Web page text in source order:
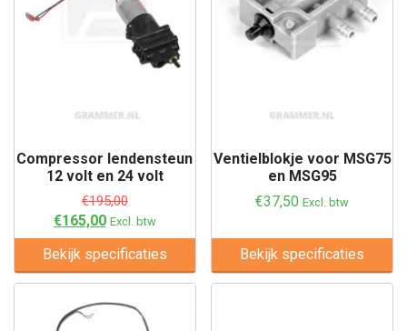
Compressor lendensteun
12 volt en 24 volt
€195,00
€165,00 Excl. btw
Bekijk specificaties
Ventielblokje voor MSG75
en MSG95
€37,50 Excl. btw
Bekijk specificaties